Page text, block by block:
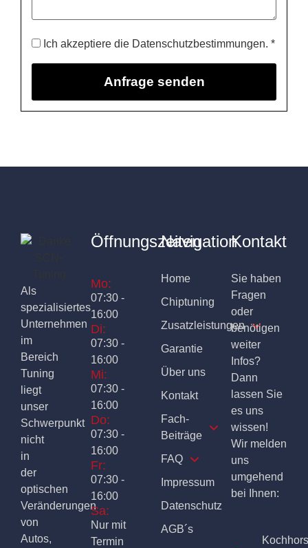
Ich akzeptiere die Datenschutzbestimmungen. *
Als
spezialisiertes
Unternehmen
im
Bereich
Tuning
liegt
unser
Schwerpunkt
nicht
in
der
optischen
Veränderungen
von
Autos,
Öffnungszeiten
Mo:
07:30 -
16:00
Di:
07:30 -
16:00
Mi:
07:30 -
16:00
Do:
07:30 -
16:00
Fr:
07:30 -
16:00
Sa:
Nur mit
Termin
Navigation
Home
Chiptuning
Zusatzleistungen
Garantie
Über uns
Kontakt
Fach-
Beiträge
FAQ
Impressum
Datenschutz
AGB´s
Kontakt
Sie haben
Fragen
oder
benötigen
weiter
Infos?
Dann
lassen Sie
es uns
wissen!
Wir melden
uns
umgehend
bei Ihnen: